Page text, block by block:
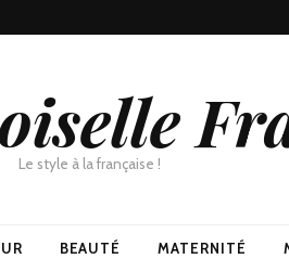
Le style à la française !
BEAUTÉ MATERNITÉ